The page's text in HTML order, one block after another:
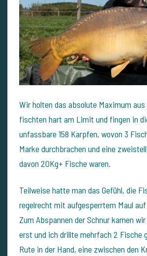
Wir holten das absolute Maximum aus
fischten hart am Limit und fingen in
unfassbare 158 Karpfen, wovon 3
Marke durchbrachen und eine
davon 20Kg+ Fische waren.
Teilweise hatte man das Gefühl, die
regelrecht mit aufgesperrtem Maul
Zum Abspannen der Schnur kamen
erst und ich drillte mehrfach 2 Fische
Rute in der Hand, eine zwischen den